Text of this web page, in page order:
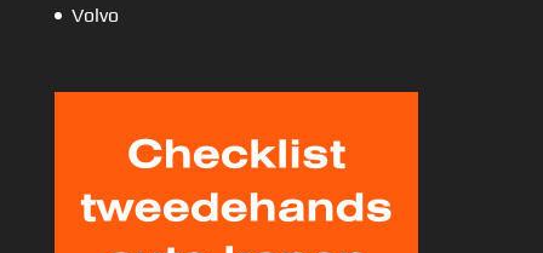
Volvo